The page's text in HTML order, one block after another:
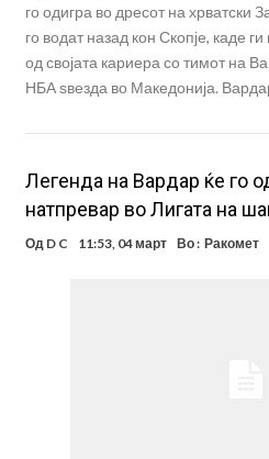
го одигра во дресот на хрватски
го водат назад кон Скопје, каде
од својата кариера со тимот на
НБА ѕвезда во Македонија.
Легенда на Вардар ќе го
натпревар во Лигата на
Од D C 11:53, 04 март Во : Ракомет